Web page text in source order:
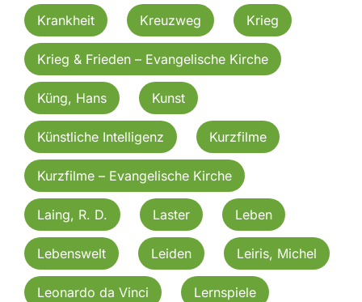
Krankheit Kreuzweg Krieg
Krieg & Frieden – Evangelische Kirche
Küng, Hans Kunst
Künstliche Intelligenz Kurzfilme
Kurzfilme – Evangelische Kirche
Laing, R. D. Laster Leben
Lebenswelt Leiden Leiris, Michel
Leonardo da Vinci Lernspiele